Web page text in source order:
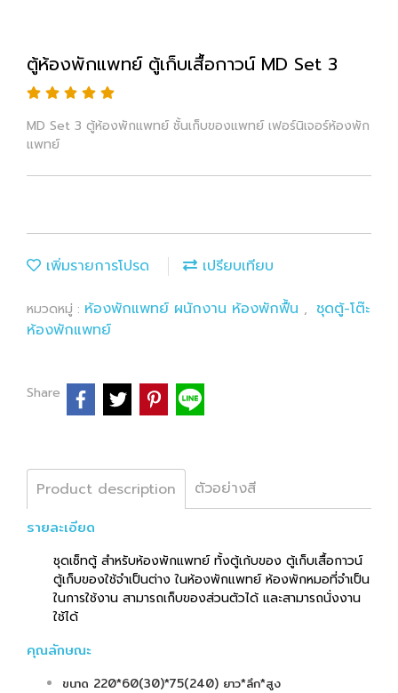
ตู้ห้องพักแพทย์ ตู้เก็บเสื้อกาวน์ MD Set 3
MD Set 3 ตู้ห้องพักแพทย์ ชั้นเก็บของแพทย์ เฟอร์นิเจอร์ห้องพัก
แพทย์
เพิ่มรายการโปรด เปรียบเทียบ
หมวดหมู่ : ห้องพักแพทย์ ผนักงาน ห้องพักฟื้น , ชุดตู้-โต๊ะ
ห้องพักแพทย์
Share
Product description ตัวอย่างสี
รายละเอียด
ชุดเซ็ทตู้ สำหรับห้องพักแพทย์ ทั้งตู้เก้บของ ตู้เก็บเสื้อกาวน์
ตู้เก็บของใช้จำเป็นต่าง ในห้องพักแพทย์ ห้องพักหมอที่จำเป็น
ในการใช้งาน สามารถเก็บของส่วนตัวได้ และสามารถนั่งงาน
ใช้ได้
คุณลักษณะ
ขนาด 220*60(30)*75(240) ยาว*ลึก*สูง